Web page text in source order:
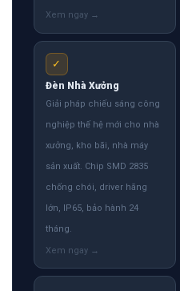
✓
Đèn Nhà Xưởng
Giải pháp chiếu sáng công
nghiệp thế hệ mới cho nhà
xưởng, kho bãi, nhà máy
sản xuất. Chip SMD 2835
chống chói, driver hãng
lớn, IP65, bảo hành 24
tháng.